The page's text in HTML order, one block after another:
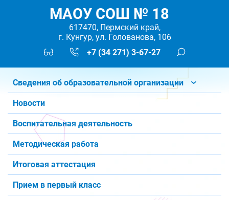
МАОУ СОШ № 18
617470, Пермский край,
г. Кунгур, ул. Голованова, 106
+7 (34 271) 3-67-27
Сведения об образовательной организации
Новости
Воспитательная деятельность
Методическая работа
Итоговая аттестация
Прием в первый класс